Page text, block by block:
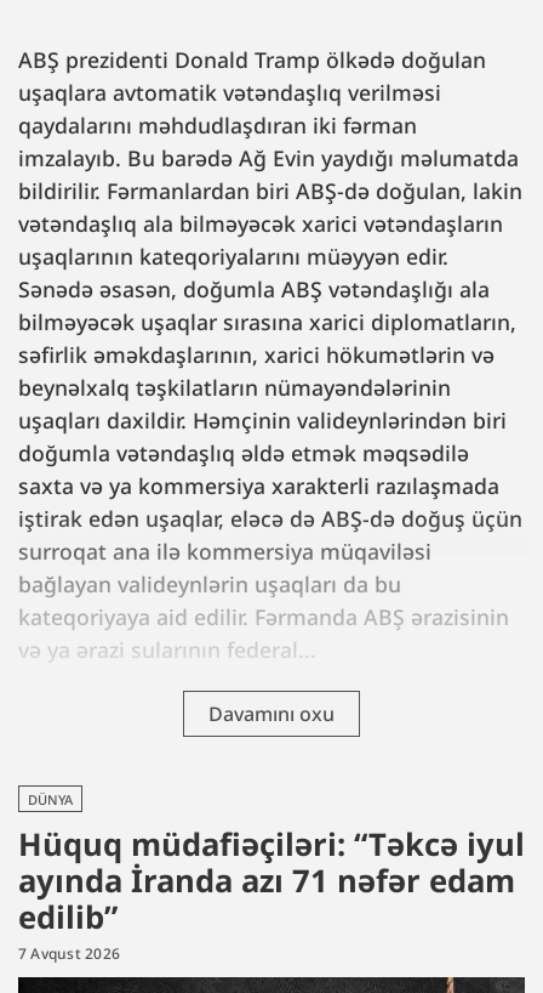
ABŞ prezidenti Donald Tramp ölkədə doğulan
uşaqlara avtomatik vətəndaşlıq verilməsi
qaydalarını məhdudlaşdıran iki fərman
imzalayıb. Bu barədə Ağ Evin yaydığı məlumatda
bildirilir. Fərmanlardan biri ABŞ-də doğulan, lakin
vətəndaşlıq ala bilməyəcək xarici vətəndaşların
uşaqlarının kateqoriyalarını müəyyən edir.
Sənədə əsasən, doğumla ABŞ vətəndaşlığı ala
bilməyəcək uşaqlar sırasına xarici diplomatların,
səfirlik əməkdaşlarının, xarici hökumətlərin və
beynəlxalq təşkilatların nümayəndələrinin
uşaqları daxildir. Həmçinin valideynlərindən biri
doğumla vətəndaşlıq əldə etmək məqsədilə
saxta və ya kommersiya xarakterli razılaşmada
iştirak edən uşaqlar, eləcə də ABŞ-də doğuş üçün
surroqat ana ilə kommersiya müqaviləsi
bağlayan valideynlərin uşaqları da bu
kateqoriyaya aid edilir. Fərmanda ABŞ ərazisinin
və ya ərazi sularının federal...
Davamını oxu
DÜNYA
Hüquq müdafiəçiləri: “Təkcə iyul
ayında İranda azı 71 nəfər edam
edilib”
7 Avqust 2026